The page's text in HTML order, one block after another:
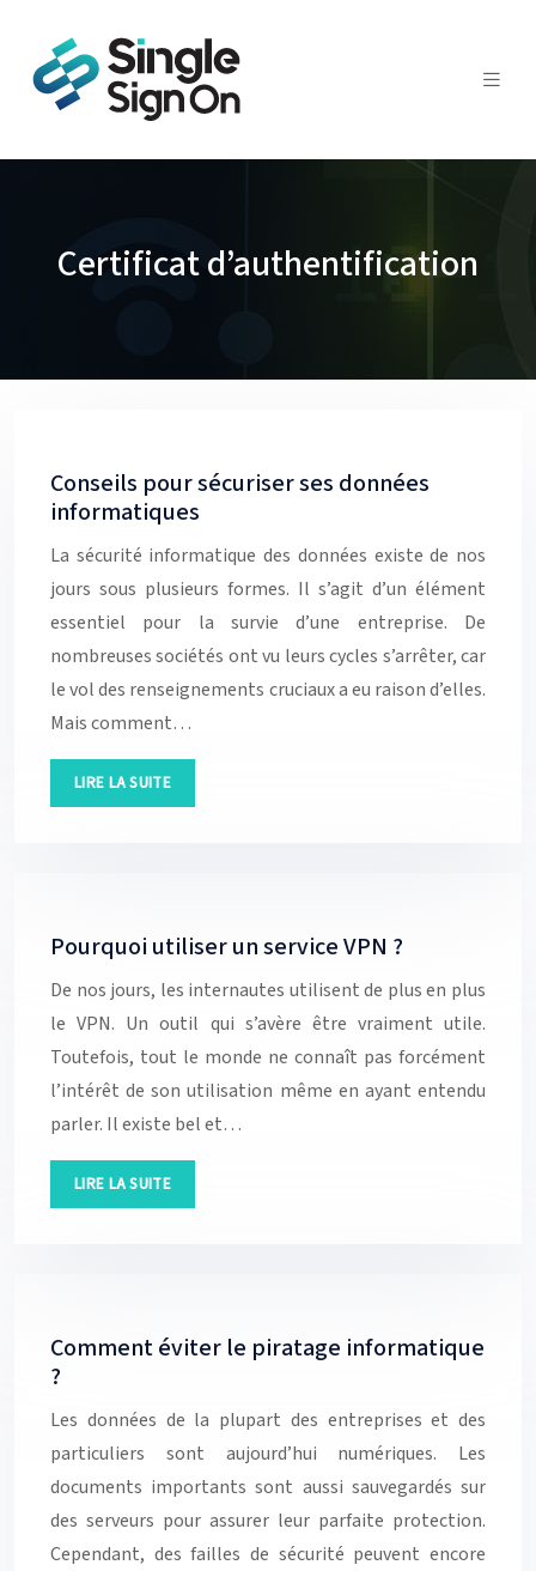
Certificat d’authentification
Conseils pour sécuriser ses données
informatiques
La sécurité informatique des données existe de nos
jours sous plusieurs formes. Il s’agit d’un élément
essentiel pour la survie d’une entreprise. De
nombreuses sociétés ont vu leurs cycles s’arrêter, car
le vol des renseignements cruciaux a eu raison d’elles.
Mais comment…
LIRE LA SUITE
Pourquoi utiliser un service VPN ?
De nos jours, les internautes utilisent de plus en plus
le VPN. Un outil qui s’avère être vraiment utile.
Toutefois, tout le monde ne connaît pas forcément
l’intérêt de son utilisation même en ayant entendu
parler. Il existe bel et…
LIRE LA SUITE
Comment éviter le piratage informatique
?
Les données de la plupart des entreprises et des
particuliers sont aujourd’hui numériques. Les
documents importants sont aussi sauvegardés sur
des serveurs pour assurer leur parfaite protection.
Cependant, des failles de sécurité peuvent encore